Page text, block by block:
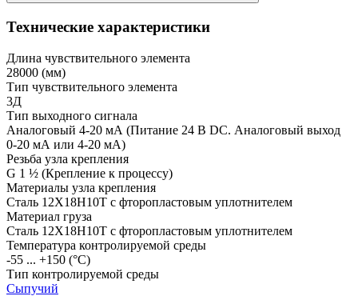
Технические характеристики
Длина чувствительного элемента
28000 (мм)
Тип чувствительного элемента
3Д
Тип выходного сигнала
Аналоговый 4-20 мА (Питание 24 В DC. Аналоговый выход
0-20 мА или 4-20 мА)
Резьба узла крепления
G 1 ½ (Крепление к процессу)
Материалы узла крепления
Сталь 12Х18Н10Т с фторопластовым уплотнителем
Материал груза
Сталь 12Х18Н10Т с фторопластовым уплотнителем
Температура контролируемой среды
-55 ... +150 (°С)
Тип контролируемой среды
Сыпучий